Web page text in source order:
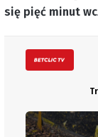
się pięć minut